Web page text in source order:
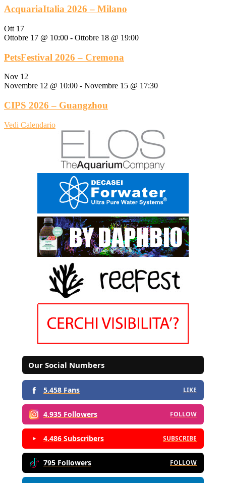
AcquariaItalia 2026 – Milano
Ott 17
Ottobre 17 @ 10:00 - Ottobre 18 @ 19:00
PetsFestival 2026 – Cremona
Nov 12
Novembre 12 @ 10:00 - Novembre 15 @ 17:30
CIPS 2026 – Guangzhou
Vedi Calendario
Our Social Numbers
5.458 Fans LIKE
4.935 Followers FOLLOW
4.486 Subscribers SUBSCRIBE
795 Followers FOLLOW